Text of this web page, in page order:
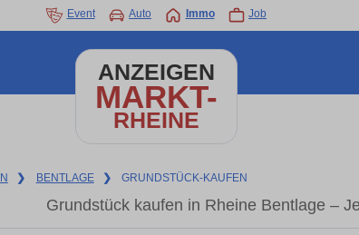
Event Auto Immo Job
ANZEIGEN
MARKT-
RHEINE
❯ BENTLAGE ❯ GRUNDSTÜCK-KAUFEN
Grundstück kaufen in Rheine Bentlage –